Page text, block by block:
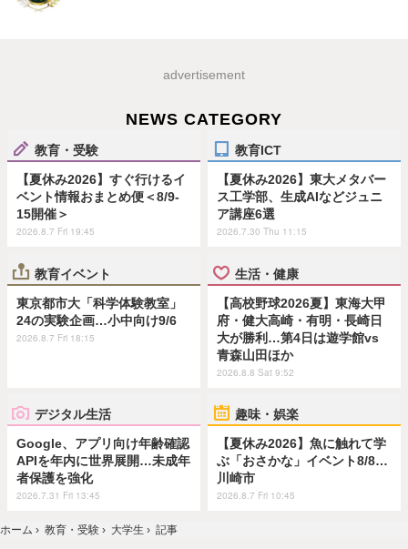
advertisement
NEWS CATEGORY
教育・受験
【夏休み2026】すぐ行けるイ
ベント情報おまとめ便＜8/9-
15開催＞
2026.8.7 Fri 19:45
教育ICT
【夏休み2026】東大メタバー
ス工学部、生成AIなどジュニ
ア講座6選
2026.7.30 Thu 11:15
教育イベント
東京都市大「科学体験教室」
24の実験企画…小中向け9/6
2026.8.7 Fri 18:15
生活・健康
【高校野球2026夏】東海大甲
府・健大高崎・有明・長崎日
大が勝利…第4日は遊学館vs
青森山田ほか
2026.8.8 Sat 9:52
デジタル生活
Google、アプリ向け年齢確認
APIを年内に世界展開…未成年
者保護を強化
2026.7.31 Fri 13:45
趣味・娯楽
【夏休み2026】魚に触れて学
ぶ「おさかな」イベント8/8…
川崎市
2026.8.7 Fri 10:45
ホーム › 教育・受験 › 大学生 › 記事